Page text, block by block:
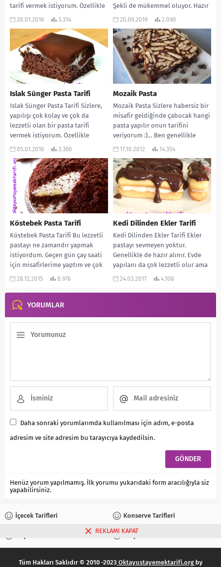
tarifi vermek istiyorum. Özellikle
çocuklarınız...
28.01.2016 3.314
Şekli de mükemmel oluyor. Hazır
puding...
20.09.2019 2.090
Islak Sünger Pasta Tarifi
Islak Sünger Pasta Tarifi Sizlere,
yapılışı çok kolay ve çok da
lezzetli olan bir pasta tarifi
vermek istiyorum. Özellikle
günleriniz...
05.01.2016 3.360
Mozaik Pasta
Mozaik Pasta Sizlere habersiz bir
misafir geldiğinde çabucak hangi
pasta yapılır onun tarifini
veriyorum :)… Ben genellikle
tercihimi hep mozaik...
17.10.2012 14.354
Köstebek Pasta Tarifi
Köstebek Pasta Tarifi Bu lezzetli
pastayı ne zamandır yapmak
istiyordum. Geçen gün çay saati
için misafirlerime yaptım ve çok
beğenildi…...
28.12.2015 8.976
Kedi Dilinden Ekler Tarifi
Kedi Dilinden Ekler Tarifi Ekler
pastayı sevmeyen yoktur.
Genellikle de hazır alınır. Evde
yapılanı da çok lezzetli olur ama
biraz...
24.03.2017 4.108
YORUMLAR
Daha sonraki yorumlarımda kullanılması için adım, e-posta
adresim ve site adresim bu tarayıcıya kaydedilsin.
Henüz yorum yapılmamış. İlk yorumu yukarıdaki form aracılığıyla siz
yapabilirsiniz.
İçecek Tarifleri Konserve Tarifleri
Turşu Tarifleri
Tüm Hakları Saklıdır © 2010 -2023 Oktayustayemektarifi.org by
REKLAMI KAPAT